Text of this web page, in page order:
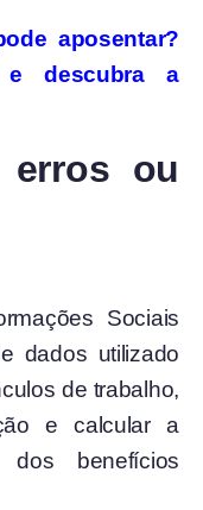
aposentar?
e descubra a
erros ou
Sociais
dados utilizado
de trabalho,
e calcular a
benefícios